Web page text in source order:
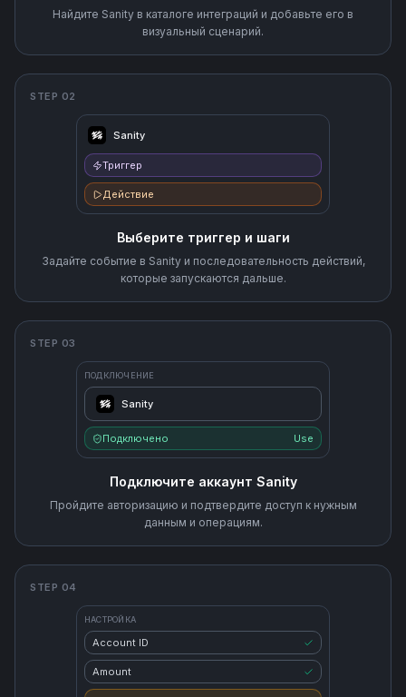
Найдите Sanity в каталоге интеграций и добавьте его в
визуальный сценарий.
STEP 02
Sanity
Триггер
Действие
Выберите триггер и шаги
Задайте событие в Sanity и последовательность действий,
которые запускаются дальше.
STEP 03
ПОДКЛЮЧЕНИЕ
Sanity
Подключено Use
Подключите аккаунт Sanity
Пройдите авторизацию и подтвердите доступ к нужным
данным и операциям.
STEP 04
НАСТРОЙКА
Account ID
Amount